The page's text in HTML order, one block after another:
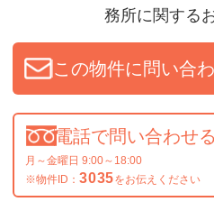
務所に関する
この物件に問い合
電話で問い合わせる
月～金曜日 9:00～18:00
※物件ID： 3035をお伝えください